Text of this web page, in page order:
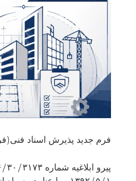
فرم جدید پذیرش اسناد فنی(فرم ۸